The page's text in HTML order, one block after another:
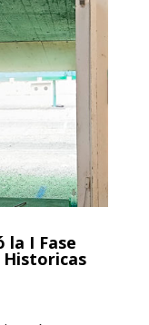
la I Fase
Historicas